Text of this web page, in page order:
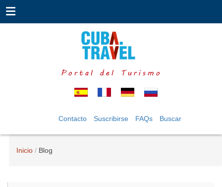
Portal del Turismo
Contacto Suscribirse FAQs Buscar
Inicio Blog